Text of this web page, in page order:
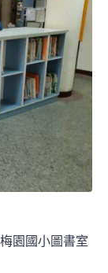
園國小圖書室